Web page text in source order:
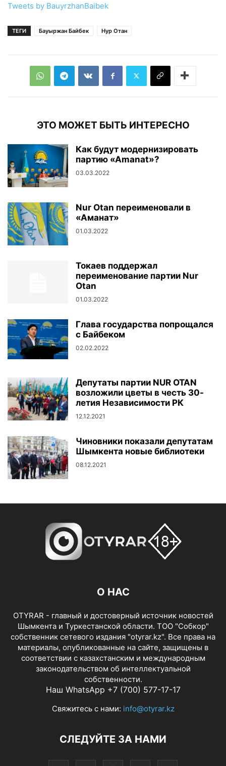
Tweets by BauyrzhanBaibek
ТЕГИ Бауыржан Байбек Нур Отан
ЭТО МОЖЕТ БЫТЬ ИНТЕРЕСНО
Как будут модернизировать
партию «Аmanat»?
03.03.2022
Nur Otan переименовали в
«Аманат»
01.03.2022
Токаев поддержал
переименование партии Nur
Otan
01.03.2022
Глава государства попрощался
с Байбеком
02.02.2022
Депутаты партии NUR OTAN
возложили цветы в честь 30-
летия Независимости РК
12.12.2021
Чиновники показали депутатам
Шымкента новые библиотеки
08.12.2021
О НАС
OTYRAR - главный и достоверный источник новостей
Шымкента и Туркестанской области. ТОО "Собкор"
собственник сетевого издания "otyrar.kz". Все права на
материалы, опубликованные на сайте, защищены в
соответствии с казахстанским и международным
законодательством об интеллектуальной
собственности.
Наш WhatsApp +7 (700) 577-17-17
Свяжитесь с нами: info@otyrar.kz
СЛЕДУЙТЕ ЗА НАМИ